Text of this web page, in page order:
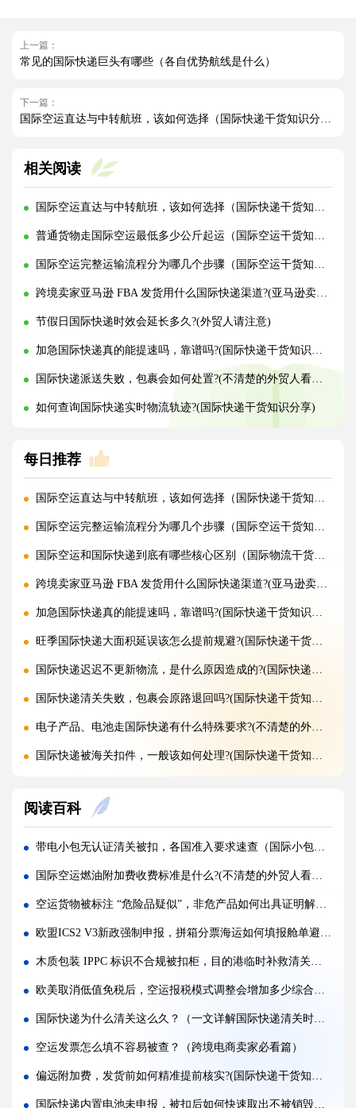
上一篇：
常见的国际快递巨头有哪些（各自优势航线是什么）
下一篇：
国际空运直达与中转航班，该如何选择（国际快递干货知识分享）
相关阅读
国际空运直达与中转航班，该如何选择（国际快递干货知识分享）
普通货物走国际空运最低多少公斤起运（国际空运干货知识分享）
国际空运完整运输流程分为哪几个步骤（国际空运干货知识分享）
跨境卖家亚马逊 FBA 发货用什么国际快递渠道?(亚马逊卖家必看篇)
节假日国际快递时效会延长多久?(外贸人请注意)
加急国际快递真的能提速吗，靠谱吗?(国际快递干货知识分享)
国际快递派送失败，包裹会如何处置?(不清楚的外贸人看过来)
如何查询国际快递实时物流轨迹?(国际快递干货知识分享)
每日推荐
国际空运直达与中转航班，该如何选择（国际快递干货知识分享）
国际空运完整运输流程分为哪几个步骤（国际空运干货知识分享）
国际空运和国际快递到底有哪些核心区别（国际物流干货知识分享）
跨境卖家亚马逊 FBA 发货用什么国际快递渠道?(亚马逊卖家必看篇)
加急国际快递真的能提速吗，靠谱吗?(国际快递干货知识分享)
旺季国际快递大面积延误该怎么提前规避?(国际快递干货知识分享)
国际快递迟迟不更新物流，是什么原因造成的?(国际快递干货知识分享)
国际快递清关失败，包裹会原路退回吗?(国际快递干货知识分享)
电子产品、电池走国际快递有什么特殊要求?(不清楚的外贸人看过来)
国际快递被海关扣件，一般该如何处理?(国际快递干货知识分享)
不同国家国际快递报价差距为什么这么大?(国际快递干货知识分享)
国际快递运费是怎么计算的，体积重怎么核算?(国际快递干货知识分享)
国际快递可以寄哪些国家，偏远地区能派送吗（国际快递干货知识分享）
什么是国际快递，和国际物流有什么区别（国际快递干货知识分享）
亚马逊 FBA 空运头程，选空派还是纯空运更合适?(国际空运干货知识分享)
实木包装走国际空运，一定要做熏蒸吗?(国际空运干货知识分享)
空运货物被扣，最快多久可以完成清关放行?(国际空运干货知识分享)
国际空运税费由谁承担，到门和到港费用差别在哪?(不清楚的外贸人看过来)
多家货代空运报价差异大，该如何辨别虚高报价?(国际空运干货知识分享)
阅读百科
带电小包无认证清关被扣，各国准入要求速查（国际小包干货知识分享）
国际空运燃油附加费收费标准是什么?(不清楚的外贸人看过来)
空运货物被标注 “危险品疑似”，非危产品如何出具证明解除管控（国际空运干货知识分享）
欧盟ICS2 V3新政强制申报，拼箱分票海运如何填报舱单避免海关布控查验（国际海运干货知识分享）
木质包装 IPPC 标识不合规被扣柜，目的港临时补救清关佐证材料清单（国际海运干货知识分享）
欧美取消低值免税后，空运报税模式调整会增加多少综合物流成本（国际空运干货知识分享）
国际快递为什么清关这么久？（一文详解国际快递清关时效）
空运发票怎么填不容易被查？（跨境电商卖家必看篇）
偏远附加费，发货前如何精准提前核实?(国际快递干货知识分享)
国际快递内置电池未申报，被扣后如何快速取出不被销毁（国际快递干货知识分享）